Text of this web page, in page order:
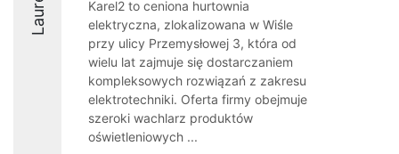
Karel2 to ceniona hurtownia
elektryczna, zlokalizowana w Wiśle
przy ulicy Przemysłowej 3, która od
wielu lat zajmuje się dostarczaniem
kompleksowych rozwiązań z zakresu
elektrotechniki. Oferta firmy obejmuje
szeroki wachlarz produktów
oświetleniowych ...